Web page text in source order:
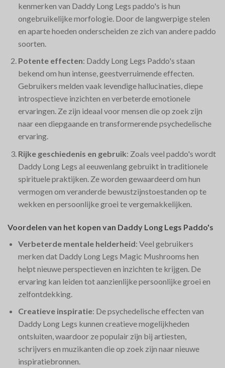
kenmerken van Daddy Long Legs paddo's is hun
ongebruikelijke morfologie. Door de langwerpige stelen
en aparte hoeden onderscheiden ze zich van andere paddo
soorten.
Potente effecten: Daddy Long Legs Paddo's staan
bekend om hun intense, geestverruimende effecten.
Gebruikers melden vaak levendige hallucinaties, diepe
introspectieve inzichten en verbeterde emotionele
ervaringen. Ze zijn ideaal voor mensen die op zoek zijn
naar een diepgaande en transformerende psychedelische
ervaring.
Rijke geschiedenis en gebruik: Zoals veel paddo's wordt
Daddy Long Legs al eeuwenlang gebruikt in traditionele
spirituele praktijken. Ze worden gewaardeerd om hun
vermogen om veranderde bewustzijnstoestanden op te
wekken en persoonlijke groei te vergemakkelijken.
Voordelen van het kopen van Daddy Long Legs Paddo's
Verbeterde mentale helderheid: Veel gebruikers
merken dat Daddy Long Legs Magic Mushrooms hen
helpt nieuwe perspectieven en inzichten te krijgen. De
ervaring kan leiden tot aanzienlijke persoonlijke groei en
zelfontdekking.
Creatieve inspiratie: De psychedelische effecten van
Daddy Long Legs kunnen creatieve mogelijkheden
ontsluiten, waardoor ze populair zijn bij artiesten,
schrijvers en muzikanten die op zoek zijn naar nieuwe
inspiratiebronnen.